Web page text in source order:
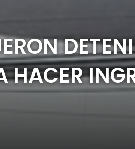
HACER